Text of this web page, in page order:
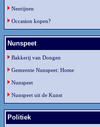
Neerijnen
Occasion kopen?
Nunspeet
Bakkerij van Dongen
Gemeente Nunspeet: Home
Nunspeet
Nunspeet uit de Kunst
Politiek